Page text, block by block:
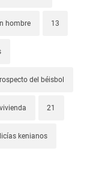
hombre 13
del béisbol
21
kenianos